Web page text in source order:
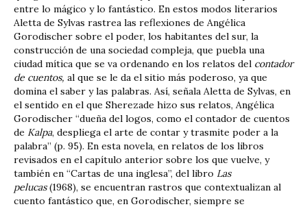
entre lo mágico y lo fantástico. En estos modos literarios
Aletta de Sylvas rastrea las reflexiones de Angélica
Gorodischer sobre el poder, los habitantes del sur, la
construcción de una sociedad compleja, que puebla una
ciudad mítica que se va ordenando en los relatos del contador
de cuentos, al que se le da el sitio más poderoso, ya que
domina el saber y las palabras. Así, señala Aletta de Sylvas, en
el sentido en el que Sherezade hizo sus relatos, Angélica
Gorodischer “dueña del logos, como el contador de cuentos
de Kalpa, despliega el arte de contar y trasmite poder a la
palabra” (p. 95). En esta novela, en relatos de los libros
revisados en el capítulo anterior sobre los que vuelve, y
también en “Cartas de una inglesa”, del libro Las
pelucas(1968), se encuentran rastros que contextualizan al
cuento fantástico que, en Gorodischer, siempre se